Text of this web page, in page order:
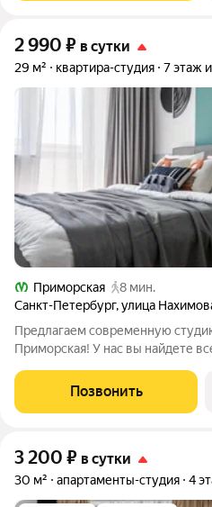
2 990 ₽ в сутки
29 м² квартира-студия 7 этаж
Приморская
8 мин.
Санкт-Петербург,улица
Предлагаем современную
Приморская! У нас вы найдете
двуспальная кровать, удобный
Позвонить
3 200 ₽ в сутки
30 м² апартаменты-студия 4